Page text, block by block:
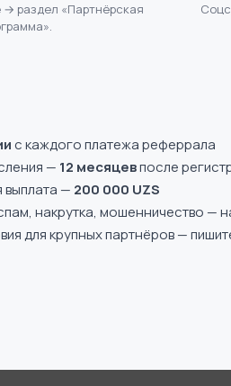
раздел «Партнёрская
с каждого платежа реферрала
— 12 месяцевпосле
— 200 000 UZS
накрутка, мошенничество —
для крупных партнёров —